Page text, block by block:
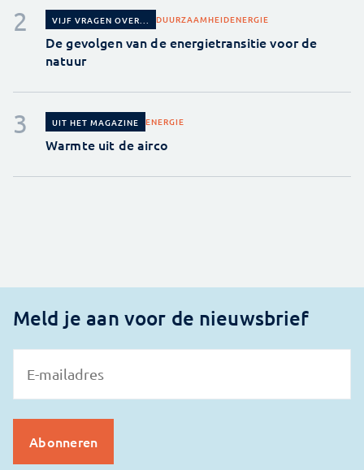
VIJF VRAGEN OVER... DUURZAAMHEIDENERGIE
De gevolgen van de energietransitie voor de
natuur
UIT HET MAGAZINE ENERGIE
Warmte uit de airco
Meld je aan voor de nieuwsbrief